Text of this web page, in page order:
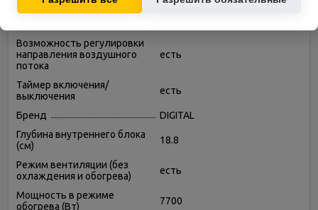
охлаждения (Вт)
Возможность регулировки
направления воздушного
потока
есть
Таймер включения/
выключения
есть
Бренд
DIGITAL
Глубина внутреннего блока
(см)
18.8
Режим вентиляции (без
охлаждения и обогрева)
есть
Мощность в режиме
обогрева (Вт)
7700